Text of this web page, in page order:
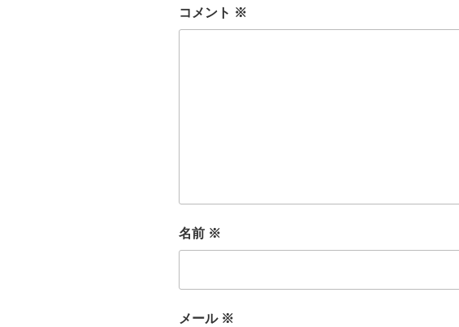
コメント ※
名前 ※
メール ※